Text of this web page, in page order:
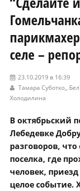
селе –
23.10.2019 в 16:39
Тамара Суботко,,
Холодилина
В октябрьский
Лебедевке
разговоров,
поселка, где
человек,
целое событие.